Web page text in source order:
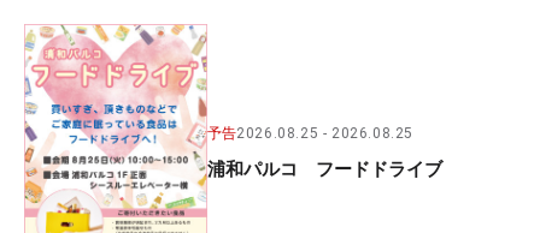
予告2026.08.25 2026.08.25
浦和パルコ フードドライブ